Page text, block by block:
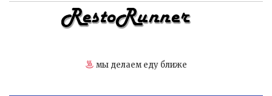
мы делаем еду ближе